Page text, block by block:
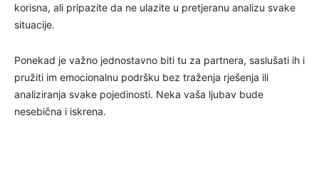
korisna, ali pripazite da ne ulazite u pretjeranu analizu svake
situacije.
Ponekad je važno jednostavno biti tu za partnera, saslušati ih i
pružiti im emocionalnu podršku bez traženja rješenja ili
analiziranja svake pojedinosti. Neka vaša ljubav bude
nesebična i iskrena.